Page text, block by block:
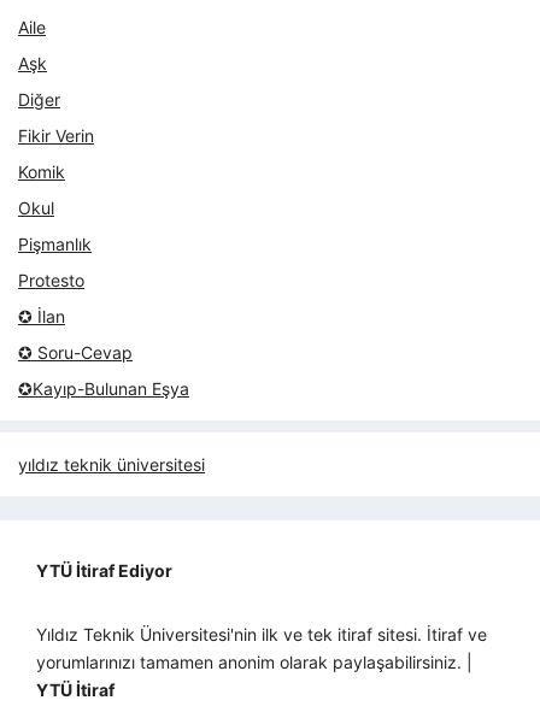
Aile
Aşk
Diğer
Fikir Verin
Komik
Okul
Pişmanlık
Protesto
✪ İlan
✪ Soru-Cevap
✪Kayıp-Bulunan Eşya
yıldız teknik üniversitesi
YTÜ İtiraf Ediyor
Yıldız Teknik Üniversitesi'nin ilk ve tek itiraf sitesi. İtiraf ve
yorumlarınızı tamamen anonim olarak paylaşabilirsiniz. |
YTÜ İtiraf